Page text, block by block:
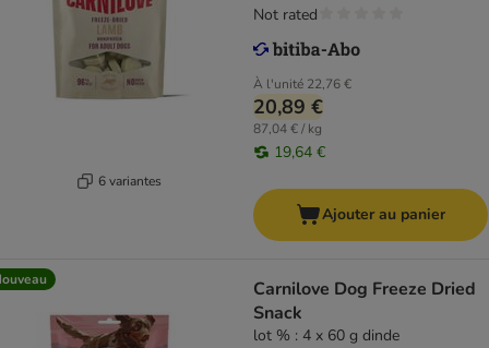
6 variantes
À l'unité 22,76 €
20,89 €
87,04 € / kg
19,64 €
Not rated
Ajouter au panier
Carnilove Dog Freeze Dried
Snack
lot % : 4 x 60 g dinde